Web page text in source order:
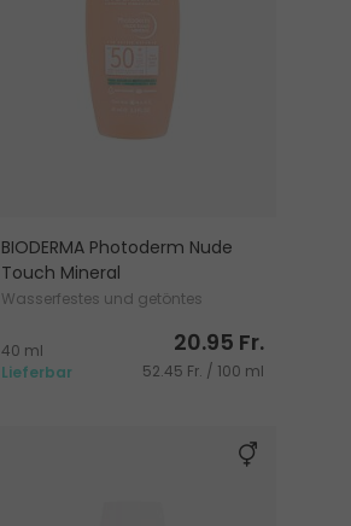
BIODERMA Photoderm Nude
Touch Mineral
Wasserfestes und getöntes
40 ml
Lieferbar
20.95 Fr.
52.45 Fr. / 100 ml